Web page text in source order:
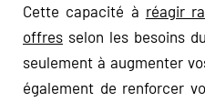
Cette capacité à réagir
offres selon les besoins
seulement à augmenter
également de renforcer